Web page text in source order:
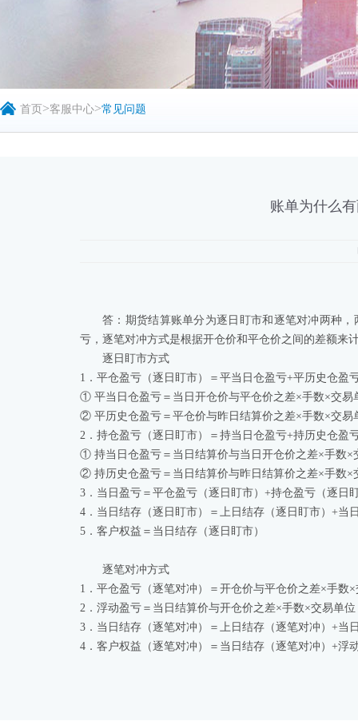
首页 >客服中心>常见问题
账单为什么
答：期货结算账单分为逐日盯市和逐笔对冲两种
亏，逐笔对冲方式是根据开仓价和平仓价之间的差额来
逐日盯市方式
1．平仓盈亏（逐日盯市）＝平当日仓盈亏+平历史仓盈
① 平当日仓盈亏＝当日开仓价与平仓价之差×手数×交易
② 平历史仓盈亏＝平仓价与昨日结算价之差×手数×交易
2．持仓盈亏（逐日盯市）＝持当日仓盈亏+持历史仓盈
① 持当日仓盈亏＝当日结算价与当日开仓价之差×手数×
② 持历史仓盈亏＝当日结算价与昨日结算价之差×手数×
3．当日盈亏＝平仓盈亏（逐日盯市）+持仓盈亏（逐日
4．当日结存（逐日盯市）＝上日结存（逐日盯市）+当
5．客户权益＝当日结存（逐日盯市）
逐笔对冲方式
1．平仓盈亏（逐笔对冲）＝开仓价与平仓价之差×手数
2．浮动盈亏＝当日结算价与开仓价之差×手数×交易单位
3．当日结存（逐笔对冲）＝上日结存（逐笔对冲）+当
4．客户权益（逐笔对冲）＝当日结存（逐笔对冲）+浮